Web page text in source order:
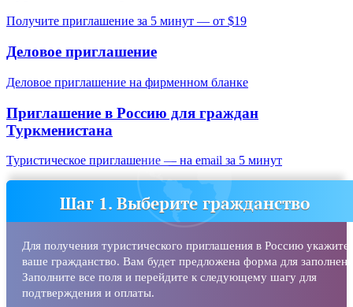
Получите приглашение за 5 минут — от $19
Деловое приглашение
Деловое приглашение на фирменном бланке
Приглашение в Россию для граждан
Туркменистана
Туристическое приглашение — на email за 5 минут
Шаг 1. Выберите гражданство
Для получения туристического приглашения в Россию укажите
ваше гражданство. Вам будет предложена форма для
Заполните все поля и перейдите к следующему шагу для
подтверждения и оплаты.